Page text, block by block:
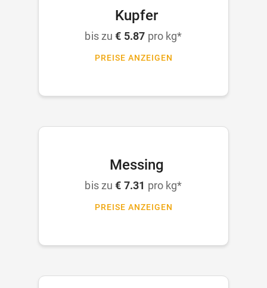
Kupfer
bis zu€ 5.87 pro kg*
PREISE ANZEIGEN
Messing
bis zu€ 7.31 pro kg*
PREISE ANZEIGEN